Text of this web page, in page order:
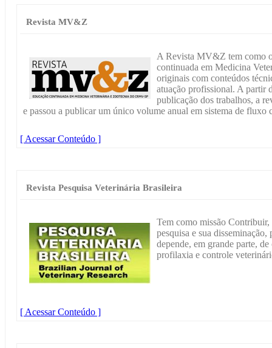
Revista MV&Z
A Revista MV&Z tem como
continuada em Medicina
originais com conteúdos
atuação profissional. A partir
publicação dos trabalhos, a
e passou a publicar um único volume anual em sistema de fluxo
[ Acessar Conteúdo ]
Revista Pesquisa Veterinária Brasileira
Tem como missão Contribuir,
pesquisa e sua
depende, em grande parte,
profilaxia e controle
[ Acessar Conteúdo ]